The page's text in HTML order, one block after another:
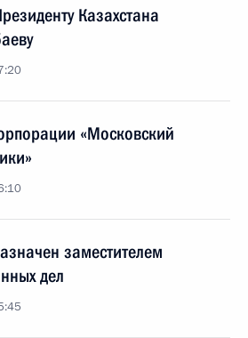
Казахстана
«Московский
заместителем
дел